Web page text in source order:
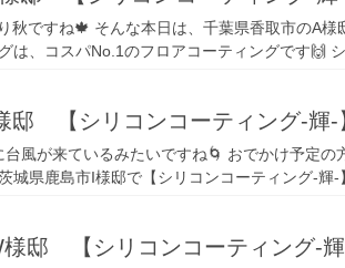
秋ですね🍁 そんな本日は、千葉県香取市のA
は、コスパNo.1のフロアコーティングです🙌
【シリコンコーティング-輝-
風が来ているみたいですね🌀 おでかけ予定
城県鹿島市I様邸で【シリコンコーティング-
邸 【シリコンコーティング-輝-